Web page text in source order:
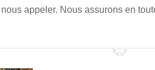
appeler. Nous assurons en